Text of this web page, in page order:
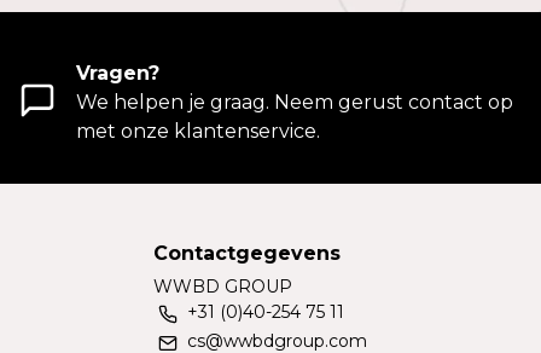
Vragen?
We helpen je graag. Neem gerust contact op
met onze klantenservice.
Contactgegevens
WWBD GROUP
+31 (0)40-254 75 11
cs@wwbdgroup.com